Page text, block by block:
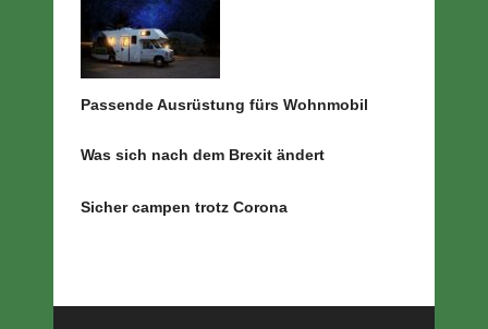
Passende Ausrüstung fürs Wohnmobil
Was sich nach dem Brexit ändert
Sicher campen trotz Corona